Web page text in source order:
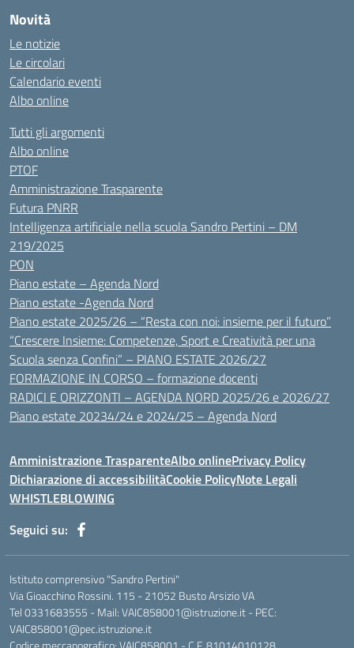
Novità
Le notizie
Le circolari
Calendario eventi
Albo online
Tutti gli argomenti
Albo online
PTOF
Amministrazione Trasparente
Futura PNRR
Intelligenza artificiale nella scuola Sandro Pertini – DM
219/2025
PON
Piano estate – Agenda Nord
Piano estate -Agenda Nord
Piano estate 2025/26 – “Resta con noi: insieme per il futuro”
“Crescere Insieme: Competenze, Sport e Creatività per una
Scuola senza Confini” – PIANO ESTATE 2026/27
FORMAZIONE IN CORSO – formazione docenti
RADICI E ORIZZONTI – AGENDA NORD 2025/26 e 2026/27
Piano estate 20234/24 e 2024/25 – Agenda Nord
Amministrazione TrasparenteAlbo onlinePrivacy Policy
Dichiarazione di accessibilitàCookie PolicyNote Legali
WHISTLEBLOWING
Seguici su:
Istituto comprensivo "Sandro Pertini"
Via Gioacchino Rossini. 115 - 21052 Busto Arsizio VA
Tel 0331683555 - Mail: VAIC858001@istruzione.it - PEC:
VAIC858001@pec.istruzione.it